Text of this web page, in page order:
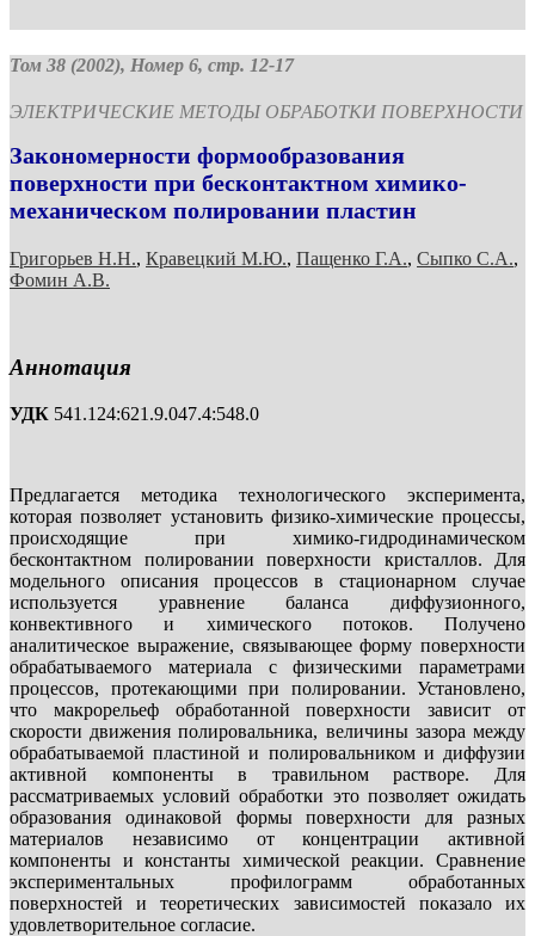
Том 38 (2002), Номер 6, стр. 12-17
ЭЛЕКТРИЧЕСКИЕ МЕТОДЫ ОБРАБОТКИ ПОВЕРХНОСТИ
Закономерности формообразования
поверхности при бесконтактном химико-
механическом полировании пластин
Григорьев Н.Н., Кравецкий М.Ю., Пащенко Г.А., Сыпко С.А.,
Фомин А.В.
Аннотация
УДК 541.124:621.9.047.4:548.0
Предлагается методика технологического эксперимента,
которая позволяет установить физико-химические процессы,
происходящие при химико-гидродинамическом
бесконтактном полировании поверхности кристаллов. Для
модельного описания процессов в стационарном случае
используется уравнение баланса диффузионного,
конвективного и химического потоков. Получено
аналитическое выражение, связывающее форму поверхности
обрабатываемого материала с физическими параметрами
процессов, протекающими при полировании. Установлено,
что макрорельеф обработанной поверхности зависит от
скорости движения полировальника, величины зазора между
обрабатываемой пластиной и полировальником и диффузии
активной компоненты в травильном растворе. Для
рассматриваемых условий обработки это позволяет ожидать
образования одинаковой формы поверхности для разных
материалов независимо от концентрации активной
компоненты и константы химической реакции. Сравнение
экспериментальных профилограмм обработанных
поверхностей и теоретических зависимостей показало их
удовлетворительное согласие.